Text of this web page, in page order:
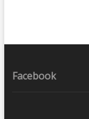
Facebook